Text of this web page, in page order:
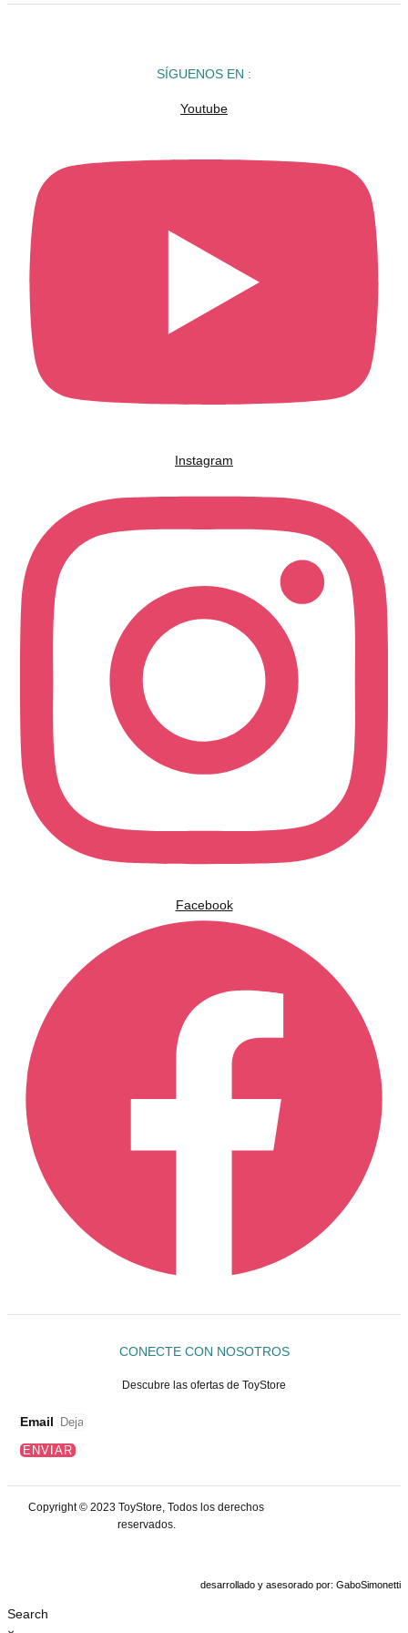
SÍGUENOS EN :
Youtube
Instagram
Facebook
CONECTE CON NOSOTROS
Descubre las ofertas de ToyStore
Email
ENVIAR
Copyright © 2023 ToyStore, Todos los derechos
reservados.
desarrollado y asesorado por: GaboSimonetti
Search